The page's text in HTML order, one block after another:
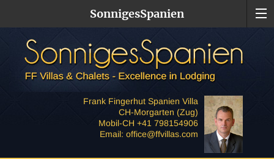
SonnigesSpanien
Frank Fingerhut Spanien Villa
CH-Morgarten (Zug)
Mobil-CH +41 798154906
Email: office@ffvillas.com